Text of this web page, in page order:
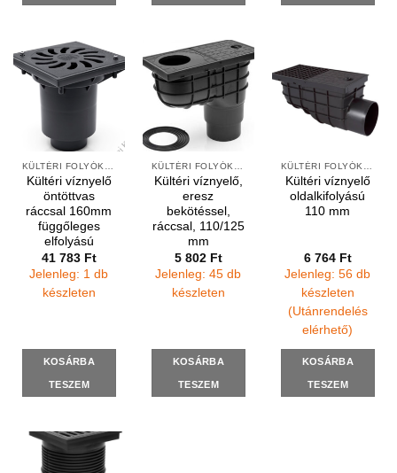
Kültéri víznyelő
öntöttvas
ráccsal 160mm
függőleges
elfolyású
41 783 Ft
Jelenleg: 1 db
készleten
KOSÁRBA
TESZEM
Kültéri víznyelő,
eresz
bekötéssel,
ráccsal, 110/125
mm
5 802 Ft
Jelenleg: 45 db
készleten
KOSÁRBA
TESZEM
Kültéri víznyelő
oldalkifolyású
110 mm
6 764 Ft
Jelenleg: 56 db
készleten
(Utánrendelés
elérhető)
KOSÁRBA
TESZEM